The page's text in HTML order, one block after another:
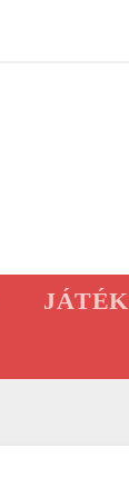
JÁTÉK